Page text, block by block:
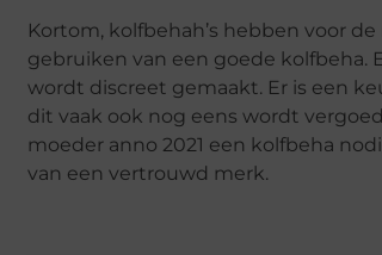
Kortom, kolfbehah’s hebben voor
gebruiken van een goede
wordt discreet gemaakt. Er is een
dit vaak ook nog eens wordt
moeder anno 2021 een kolfbeha
van een vertrouwd merk.